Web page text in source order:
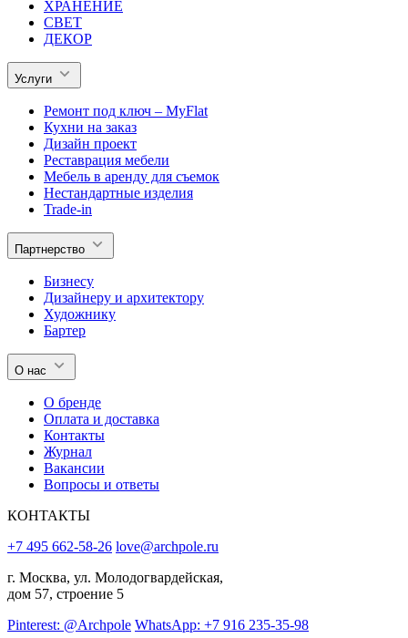
ХРАНЕНИЕ
СВЕТ
ДЕКОР
Услуги
Ремонт под ключ – MyFlat
Кухни на заказ
Дизайн проект
Реставрация мебели
Мебель в аренду для съемок
Нестандартные изделия
Trade-in
Партнерство
Бизнесу
Дизайнеру и архитектору
Художнику
Бартер
О нас
О бренде
Оплата и доставка
Контакты
Журнал
Вакансии
Вопросы и ответы
КОНТАКТЫ
+7 495 662-58-26 love@archpole.ru
г. Москва, ул. Молодогвардейская,
дом 57, строение 5
Pinterest: @Archpole WhatsApp: +7 916 235-35-98